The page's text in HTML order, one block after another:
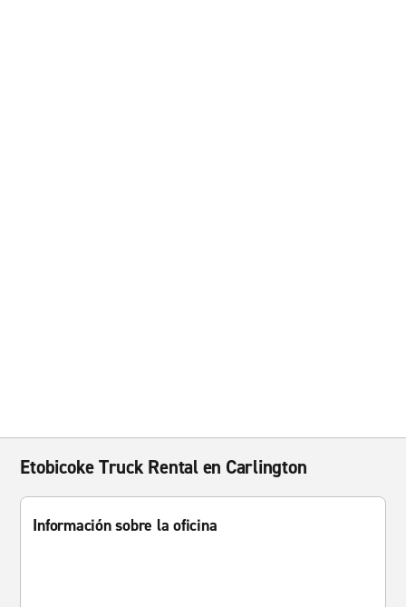
Etobicoke Truck Rental en Carlington
Información sobre la oficina